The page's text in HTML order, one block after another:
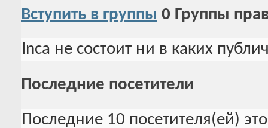
Вступить в группы 0 Группы
Inca не состоит ни в каких
Последние посетители
Последние 10 посетителя(ей)